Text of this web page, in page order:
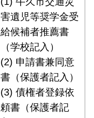
害遺児等奨学金受
給候補者推薦書
（学校記入）
(2) 申請書兼同意
書（保護者記入）
(3) 債権者登録依
頼書（保護者記